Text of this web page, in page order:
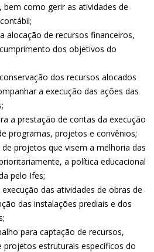
como gerir as atividades de
alocação de recursos financeiros,
dos objetivos do
dos recursos alocados
a execução das ações das
a prestação de contas da execução
programas, projetos e convênios;
projetos que visem a melhoria das
a política educacional
pelo Ifes;
das atividades de obras de
das instalações prediais e dos
para captação de recursos,
estruturais específicos do